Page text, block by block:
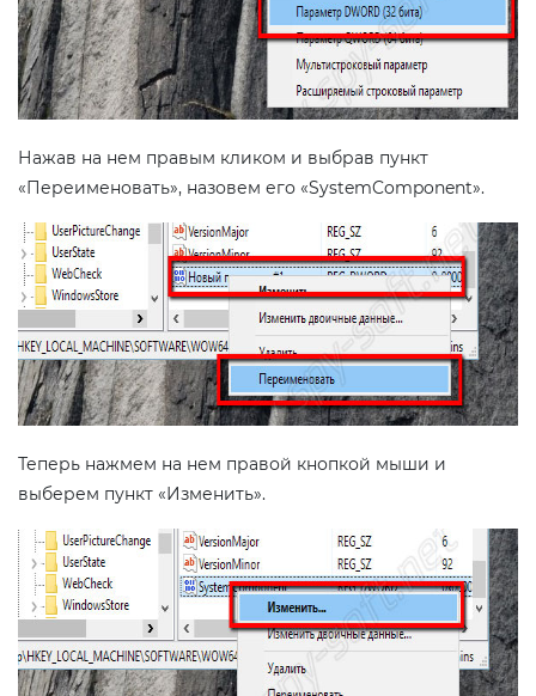
Нажав на нем правым кликом и выбрав пункт
«Переименовать», назовем его «SystemComponent».
Теперь нажмем на нем правой кнопкой мыши и
выберем пункт «Изменить».